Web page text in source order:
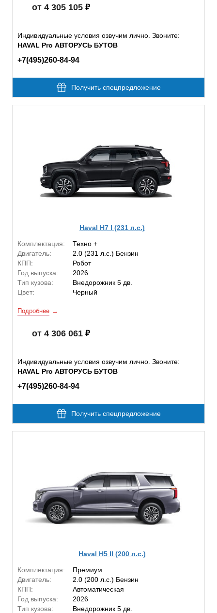
от 4 305 105
Индивидуальные условия озвучим лично. Звоните:
HAVAL Pro АВТОРУСЬ БУТОВ
+7(495)260-84-94
Получить спецпредложение
Haval H7 I (231 л.с.)
Комплектация:
Техно +
Двигатель:
2.0 (231 л.с.) Бензин
КПП:
Робот
Год выпуска:
2026
Тип кузова:
Внедорожник 5 дв.
Цвет:
Черный
Подробнее
от 4 306 061
Индивидуальные условия озвучим лично. Звоните:
HAVAL Pro АВТОРУСЬ БУТОВ
+7(495)260-84-94
Получить спецпредложение
Haval H5 II (200 л.с.)
Комплектация:
Премиум
Двигатель:
2.0 (200 л.с.) Бензин
КПП:
Автоматическая
Год выпуска:
2026
Тип кузова:
Внедорожник 5 дв.